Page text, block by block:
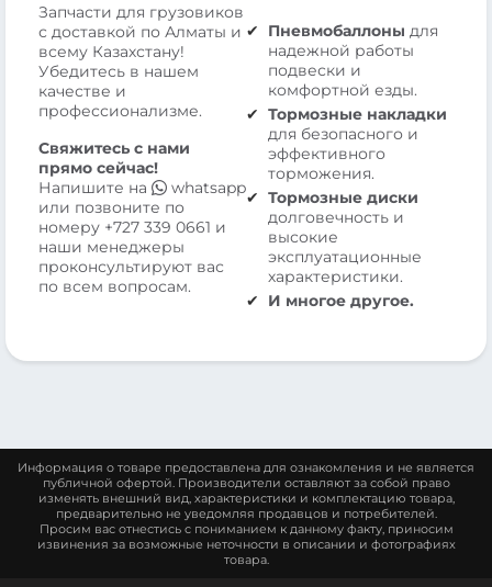
Запчасти для грузовиков
с доставкой по Алматы и
всему Казахстану!
Убедитесь в нашем
качестве и
профессионализме.
Свяжитесь с нами
прямо сейчас!
Напишите на
whatsapp
или позвоните по
номеру +727 339 0661 и
наши менеджеры
проконсультируют вас
по всем вопросам.
Пневмобаллоны для
надежной работы
подвески и
комфортной езды.
Тормозные накладки
для безопасного и
эффективного
торможения.
Тормозные диски
долговечность и
высокие
эксплуатационные
характеристики.
И многое другое.
Информация о товаре предоставлена для ознакомления и не является
публичной офертой. Производители оставляют за собой право
изменять внешний вид, характеристики и комплектацию товара,
предварительно не уведомляя продавцов и потребителей.
Просим вас отнестись с пониманием к данному факту, приносим
извинения за возможные неточности в описании и фотографиях
товара.